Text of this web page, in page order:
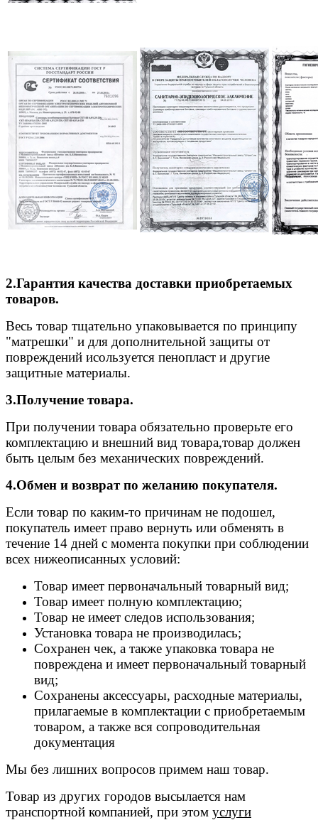
2.Гарантия качества доставки приобретаемых
товаров.
Весь товар тщательно упаковывается по принципу
"матрешки" и для дополнительной защиты от
повреждений исользуется пенопласт и другие
защитные материалы.
3.Получение товара.
При получении товара обязательно проверьте его
комплектацию и внешний вид товара,товар должен
быть целым без механических повреждений.
4.Обмен и возврат по желанию покупателя.
Если товар по каким-то причинам не подошел,
покупатель имеет право вернуть или обменять в
течение 14 дней с момента покупки при соблюдении
всех нижеописанных условий:
Товар имеет первоначальный товарный вид;
Товар имеет полную комплектацию;
Товар не имеет следов использования;
Установка товара не производилась;
Сохранен чек, а также упаковка товара не
повреждена и имеет первоначальный товарный
вид;
Сохранены аксессуары, расходные материалы,
прилагаемые в комплектации с приобретаемым
товаром, а также вся сопроводительная
документация
Мы без лишних вопросов примем наш товар.
Товар из других городов высылается нам
транспортной компанией, при этом услуги